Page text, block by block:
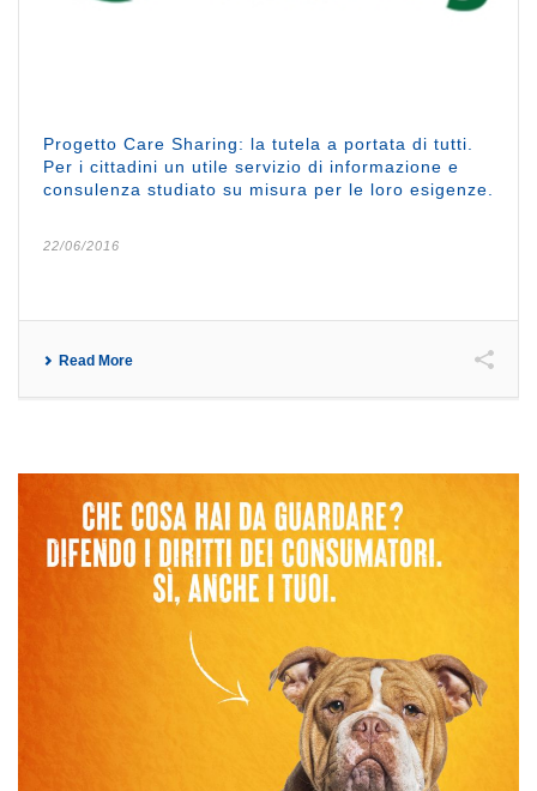
Progetto Care Sharing: la tutela a portata di tutti.
Per i cittadini un utile servizio di informazione e
consulenza studiato su misura per le loro esigenze.
22/06/2016
Read More